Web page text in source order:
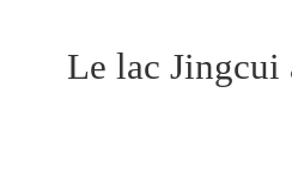
Le lac Jingcui